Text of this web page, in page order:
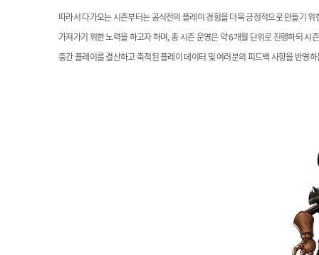
따라서 다가오는 시즌부터는 공식전의 플레이 경험을 더욱 긍정적으로 만들기 위
가져가기 위한 노력을 하고자 하며, 총 시즌 운영은 약 6개월 단위로 진행하되시
중간 플레이를결산하고 축적된 플레이 데이터 및 여러분의 피드백 사항을 반영